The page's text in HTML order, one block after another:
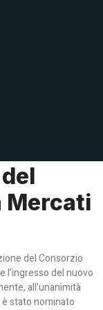
Mercati
del Consorzio
l’ingresso del nuovo
all’unanimità
è stato nominato